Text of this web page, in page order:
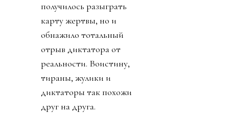
получилось разыграть
карту жертвы, но и
обнажило тотальный
отрыв диктатора от
реальности. Воистину,
тираны, жулики и
диктаторы так похожи
друг на друга.